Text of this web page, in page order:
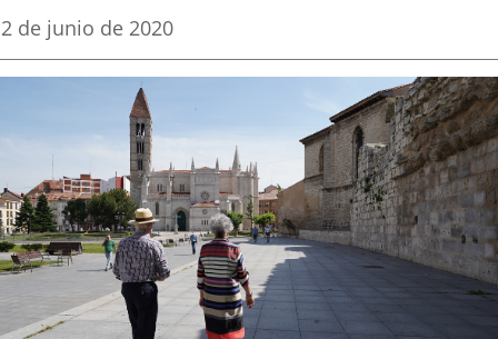
aplicación
externa.
aplicación
externa.
Fecha
la
2 de junio de 2020